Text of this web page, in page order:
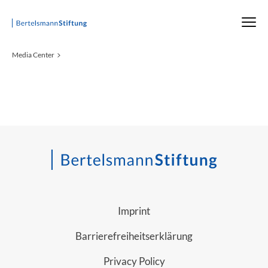
Startseite
Media Center
Imprint
Barrierefreiheitserklärung
Privacy Policy